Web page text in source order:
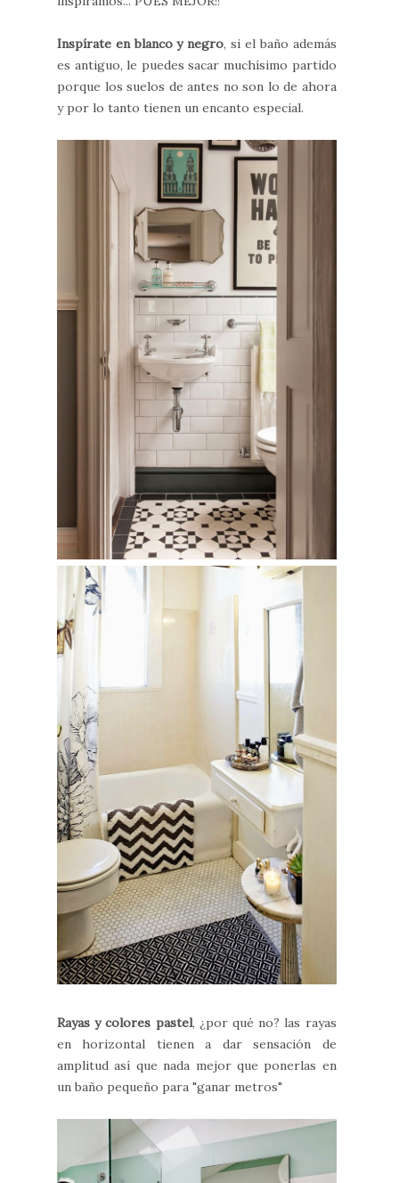
Inspírate en blanco y negro, si el baño además
es antiguo, le puedes sacar muchísimo partido
porque los suelos de antes no son lo de ahora
y por lo tanto tienen un encanto especial.
Rayas y colores pastel, ¿por qué no? las rayas
en horizontal tienen a dar sensación de
amplitud así que nada mejor que ponerlas en
un baño pequeño para "ganar metros"